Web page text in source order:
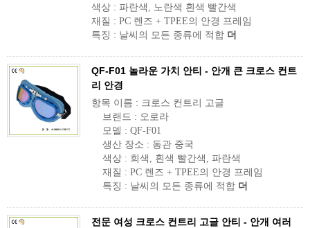
색상 : 파란색, 노란색 흰색 빨간색
재질 : PC 렌즈 + TPEE의 안경 프레임
특징 : 날씨의 모든 종류에 적합 더
QF-F01 놀라운 가치 안티 - 안개 큰 크로스 컨트
리 안경
항목 이름 : 크로스 컨트리 고글
브랜드 : 오로라
모델 : QF-F01
생산 장소 : 동관 중국
색상 : 회색, 흰색 빨간색, 파란색
재질 : PC 렌즈 + TPEE의 안경 프레임
특징 : 날씨의 모든 종류에 적합 더
전문 여성 크로스 컨트리 고글 안티 - 안개 여러